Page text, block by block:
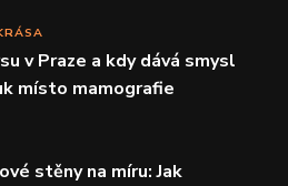
v Praze a kdy dává smysl
místo mamografie
stěny na míru: Jak